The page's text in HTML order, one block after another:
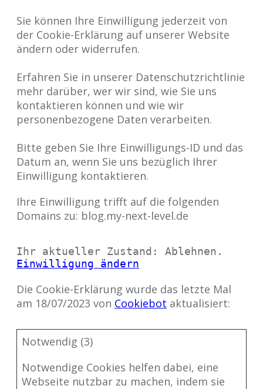
Sie können Ihre Einwilligung jederzeit von
der Cookie-Erklärung auf unserer Website
ändern oder widerrufen.
Erfahren Sie in unserer Datenschutzrichtlinie
mehr darüber, wer wir sind, wie Sie uns
kontaktieren können und wie wir
personenbezogene Daten verarbeiten.
Bitte geben Sie Ihre Einwilligungs-ID und das
Datum an, wenn Sie uns bezüglich Ihrer
Einwilligung kontaktieren.
Ihre Einwilligung trifft auf die folgenden
Domains zu: blog.my-next-level.de
Ihr aktueller Zustand: Ablehnen.
Einwilligung ändern
Die Cookie-Erklärung wurde das letzte Mal
am 18/07/2023 von Cookiebot aktualisiert:
Notwendig (3)
Notwendige Cookies helfen dabei, eine
Webseite nutzbar zu machen, indem sie